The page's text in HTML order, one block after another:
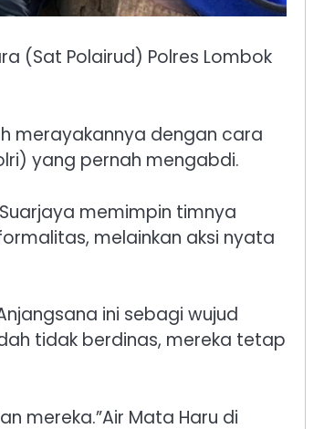
(Sat Polairud) Polres Lombok
merayakannya dengan cara
yang pernah mengabdi.
Suarjaya memimpin timnya
melainkan aksi nyata
ini sebagi wujud
tidak berdinas, mereka tetap
mereka.”​Air Mata Haru di